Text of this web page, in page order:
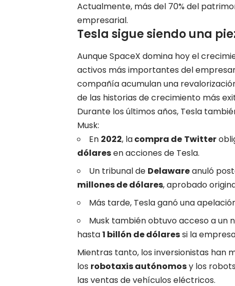
Actualmente, más del 70% del
empresarial.
Tesla sigue siendo una
Aunque SpaceX domina hoy el
activos más importantes del
compañía acumulan una
de las historias de crecimiento más
Durante los últimos años, Tesla
Musk:
En 2022, lacompra de Twitter
dólaresen acciones de Tesla.
Un tribunal de Delawareanuló
millones de dólares, aprobado
Más tarde, Tesla ganó una
Musk también obtuvo acceso a un
hasta1 billón de dólaressi la
Mientras tanto, los inversionistas han
los robotaxis autónomosy los
las ventas de vehículos eléctricos.